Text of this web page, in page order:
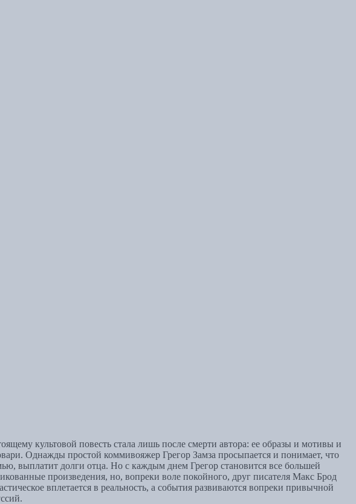
культовой повесть стала лишь после смерти автора: ее образы и мотивы и
Однажды простой коммивояжер Грегор Замза просыпается и понимает, что
выплатит долги отца. Но с каждым днем Грегор становится все большей
произведения, но, вопреки воле покойного, друг писателя Макс Брод
вплетается в реальность, а события развиваются вопреки привычной